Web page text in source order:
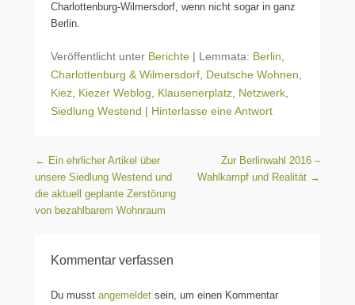
Charlottenburg-Wilmersdorf, wenn nicht sogar in ganz
Berlin.
Veröffentlicht unter Berichte | Lemmata: Berlin
Charlottenburg & Wilmersdorf Deutsche Wohnen
Kiez Kiezer Weblog Klausenerplatz Netzwerk
Siedlung Westend | Hinterlasse eine Antwort
Beitragsnavigation
← Ein ehrlicher Artikel über
unsere Siedlung Westend und
die aktuell geplante Zerstörung
von bezahlbarem Wohnraum
Zur Berlinwahl 2016 –
Wahlkampf und Realität →
Kommentar verfassen
Du musst angemeldet sein, um einen Kommentar